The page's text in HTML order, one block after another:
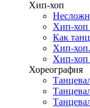
Хип-хоп
Хип-
Как
Хип-
Хип-хоп
Хореография